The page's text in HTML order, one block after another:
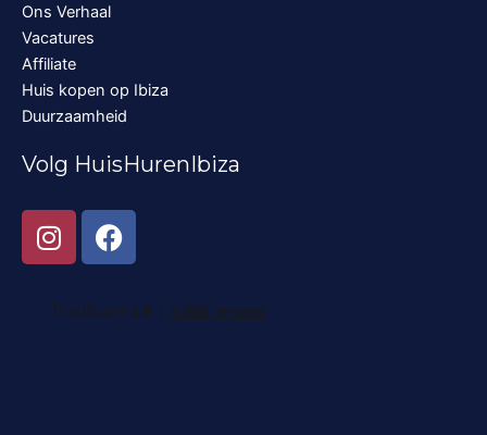
Ons Verhaal
Vacatures
Affiliate
Huis kopen op Ibiza
Duurzaamheid
Volg HuisHurenIbiza
I
n
t
F
a
e